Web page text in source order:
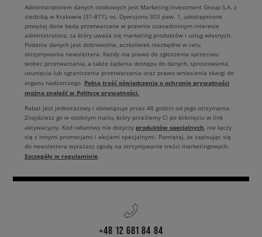
Administratorem danych osobowych jest Marketing Investment Group S.A. z
siedzibą w Krakowie (31-871), os. Dywizjonu 303 paw. 1, udostępnione
powyżej dane będą przetwarzane w prawnie uzasadnionym interesie
administratora, za który uważa się marketing produktów i usług własnych.
Podanie danych jest dobrowolne, aczkolwiek niezbędne w celu
otrzymywania newslettera. Każdy ma prawo do zgłoszenia sprzeciwu
wobec przetwarzania, a także żądania dostępu do danych, sprostowania,
usunięcia lub ograniczenia przetwarzania oraz prawo wniesienia skargi do
organu nadzorczego. Pełną treść oświadczenia o ochronie prywatności
można znaleźć w Polityce prywatności.
Rabat jest jednorazowy i obowiązuje przez 48 godzin od jego otrzymania.
Znajdziesz go w osobnym mailu, który prześlemy Ci po kliknięciu w link
aktywacyjny. Kod rabatowy nie dotyczy produktów specjalnych , nie łączy
się z innymi promocjami i akcjami specjalnymi. Pamiętaj, że zapisując się
do newslettera wyrażasz zgodę na otrzymywanie treści marketingowych.
Szczegóły w regulaminie
+48 12 681 84 84